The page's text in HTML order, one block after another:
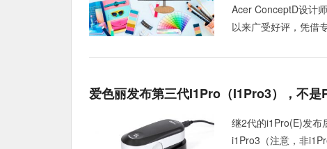
Acer ConceptD设计
以来广受好评，凭借
爱色丽发布第三代i1Pro（i1Pro3），不是
继2代的i1Pro(E)发布
i1Pro3（注意，非